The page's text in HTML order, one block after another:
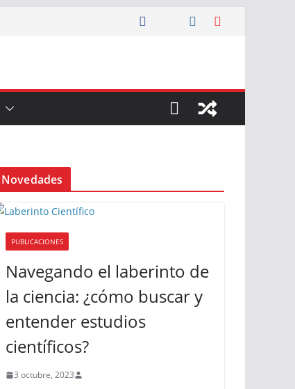
Novedades
PUBLICACIONES
Navegando el laberinto de
la ciencia: ¿cómo buscar y
entender estudios
científicos?
3 octubre, 2023